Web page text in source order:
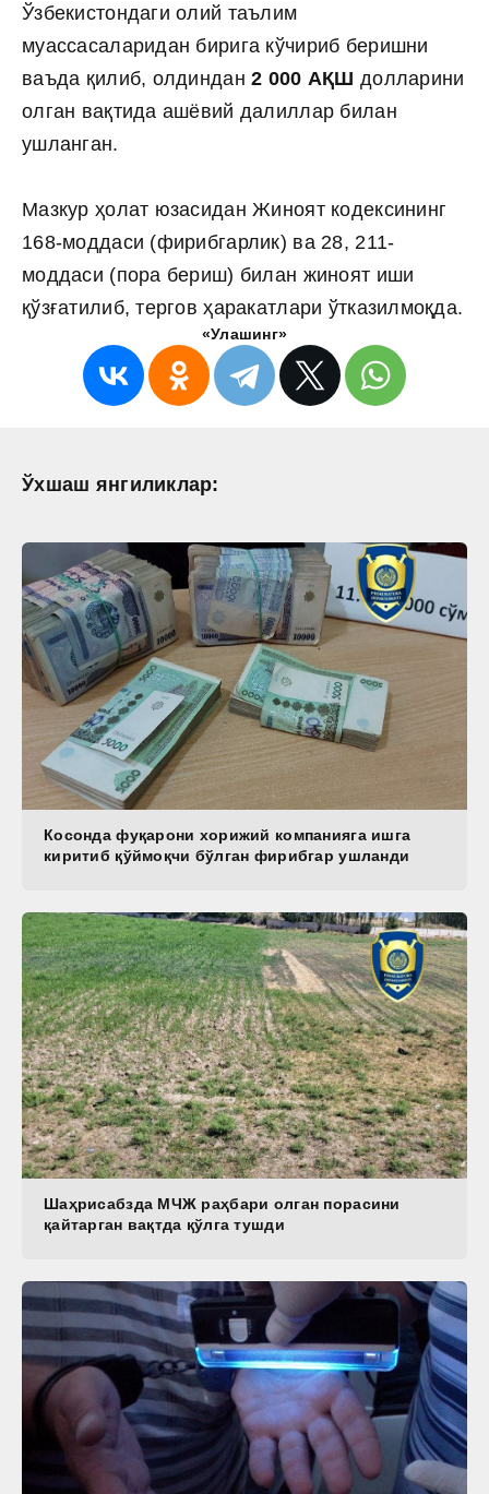
Ўзбекистондаги олий таълим
муассасаларидан бирига кўчириб беришни
ваъда қилиб, олдиндан2 000 АҚШ долларини
олган вақтида ашёвий далиллар билан
ушланган.
Мазкур ҳолат юзасидан Жиноят кодексининг
168-моддаси (фирибгарлик) ва 28, 211-
моддаси (пора бериш) билан жиноят иши
қўзғатилиб, тергов ҳаракатлари ўтказилмоқда.
«Улашинг»
Ўхшаш янгиликлар:
Косонда фуқарони хорижий компанияга ишга
киритиб қўймоқчи бўлган фирибгар ушланди
Шаҳрисабзда МЧЖ раҳбари олган порасини
қайтарган вақтда қўлга тушди